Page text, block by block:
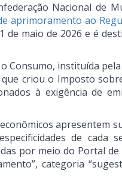
Nacional de
aprimoramento ao
maio de 2026 e é
Consumo, instituída pela
criou o Imposto
à exigência de
apresentem
de cada
por meio do Portal de
categoria